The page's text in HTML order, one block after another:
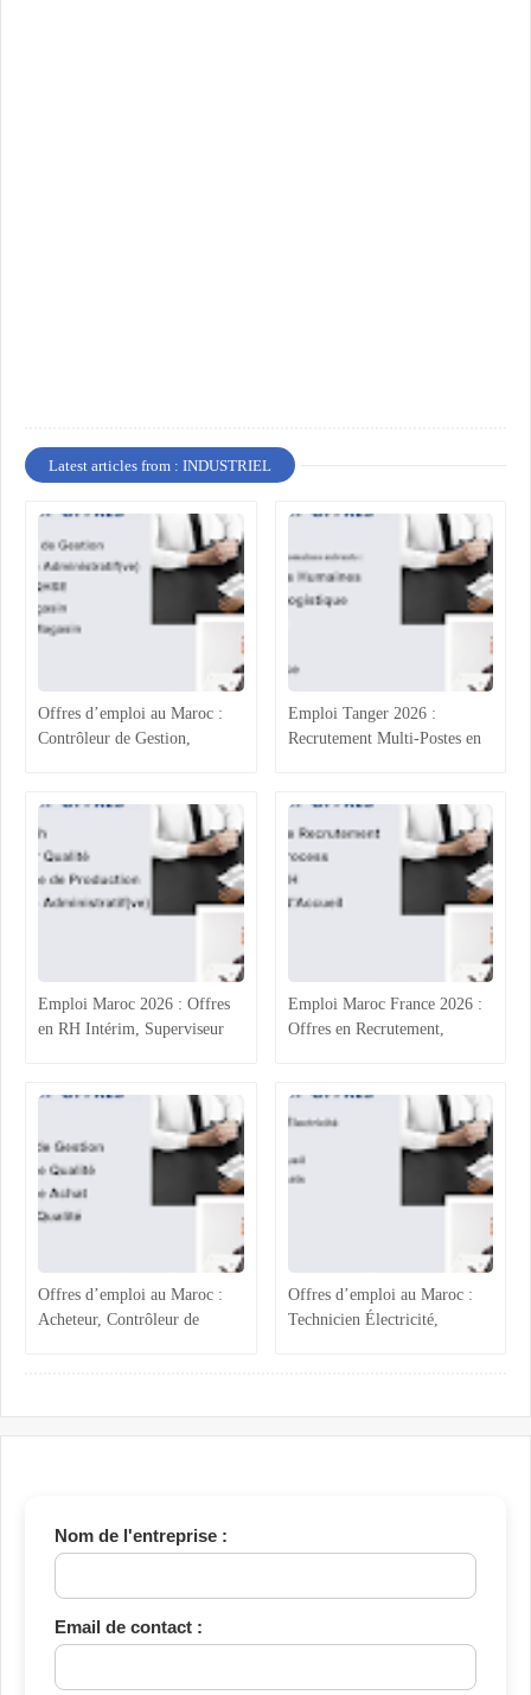
Latest articles from : INDUSTRIEL
Offres d’emploi au Maroc :
Contrôleur de Gestion,
Emploi Tanger 2026 :
Recrutement Multi-Postes en
Emploi Maroc 2026 : Offres
en RH Intérim, Superviseur
Administratif
Emploi Maroc France 2026 :
Offres en Recrutement,
Offres d’emploi au Maroc :
Acheteur, Contrôleur de
Offres d’emploi au Maroc :
Technicien Électricité,
Nom de l'entreprise :
Email de contact :